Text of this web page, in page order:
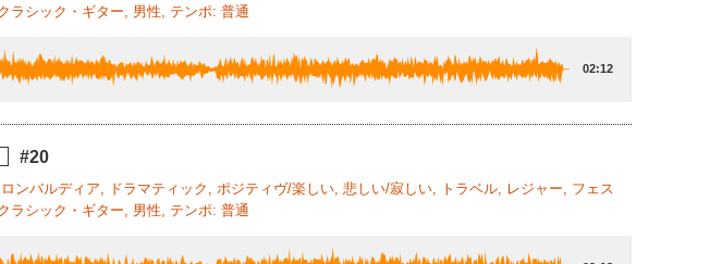
ラシック・ギター, 男性, テンポ: 普通
02:12
#20
ンバルディア, ドラマティック, ポジティヴ/楽しい, 悲しい/寂しい, トラベル, レジャー, フェス
ラシック・ギター, 男性, テンポ: 普通